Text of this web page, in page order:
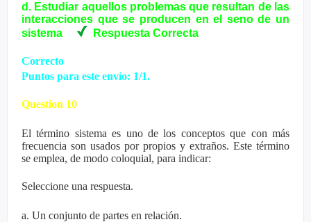
d. Estudiar aquellos problemas que resultan de las
interacciones que se producen en el seno de un
sistema
Respuesta Correcta
Correcto
Puntos para este envío: 1/1.
Question 10
El término sistema es uno de los conceptos que con más
frecuencia son usados por propios y extraños. Este término
se emplea, de modo coloquial, para indicar:
Seleccione una respuesta.
a. Un conjunto de partes en relación.